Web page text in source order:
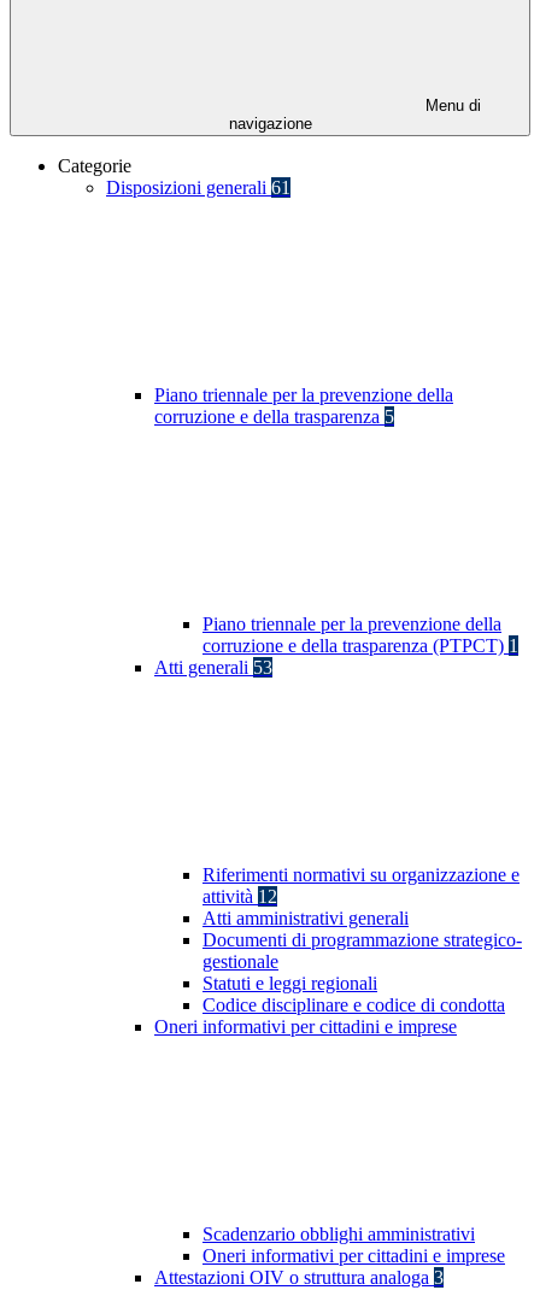
Menu di
navigazione
Categorie
Disposizioni generali 61
Piano triennale per la prevenzione della
corruzione e della trasparenza 5
Piano triennale per la prevenzione della
corruzione e della trasparenza (PTPCT) 1
Atti generali 53
Riferimenti normativi su organizzazione e
attività 12
Atti amministrativi generali
Documenti di programmazione strategico-
gestionale
Statuti e leggi regionali
Codice disciplinare e codice di condotta
Oneri informativi per cittadini e imprese
Scadenzario obblighi amministrativi
Oneri informativi per cittadini e imprese
Attestazioni OIV o struttura analoga 3